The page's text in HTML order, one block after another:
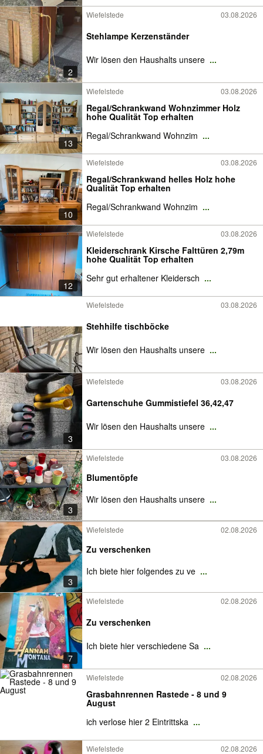
2
Wiefelstede 03.08.2026
Stehlampe Kerzenständer
Wir lösen den Haushalts unsere ...
13
Wiefelstede 03.08.2026
Regal/Schrankwand Wohnzimmer Holz
hohe Qualität Top erhalten
Regal/Schrankwand Wohnzim ...
10
Wiefelstede 03.08.2026
Regal/Schrankwand helles Holz hohe
Qualität Top erhalten
Regal/Schrankwand Wohnzim ...
12
Wiefelstede 03.08.2026
Kleiderschrank Kirsche Falttüren 2,79m
hohe Qualität Top erhalten
Sehr gut erhaltener Kleidersch ...
Wiefelstede 03.08.2026
Stehhilfe tischböcke
Wir lösen den Haushalts unsere ...
3
Wiefelstede 03.08.2026
Gartenschuhe Gummistiefel 36,42,47
Wir lösen den Haushalts unsere ...
3
Wiefelstede 03.08.2026
Blumentöpfe
Wir lösen den Haushalts unsere ...
3
Wiefelstede 02.08.2026
Zu verschenken
Ich biete hier folgendes zu ve ...
7
Wiefelstede 02.08.2026
Zu verschenken
Ich biete hier verschiedene Sa ...
Wiefelstede 02.08.2026
Grasbahnrennen Rastede - 8 und 9
August
ich verlose hier 2 Eintrittska ...
Wiefelstede 02.08.2026